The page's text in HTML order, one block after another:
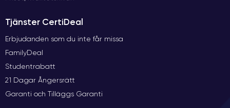
Tjänster CertiDeal
Erbjudanden som du inte får missa
FamilyDeal
Studentrabatt
21 Dagar Ångersrätt
Garanti och Tilläggs Garanti